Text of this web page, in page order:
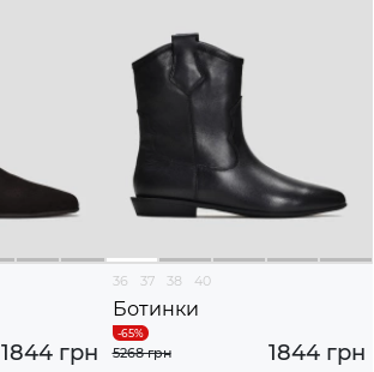
1844 грн
36 37 38 40
Ботинки
1844 грн
5268 грн